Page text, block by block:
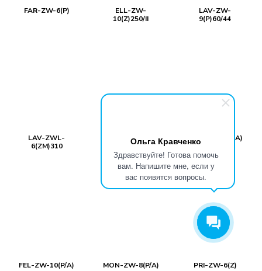
Ольга Кравченко
Здравствуйте! Готова помочь
вам. Напишите мне, если у
вас появятся вопросы.
FAR-ZW-6(P)
ELL-ZW-
10(Z)250/II
LAV-ZW-
9(P)60/44
LAV-ZWL-
6(ZM)310
KIA-ZW-6(P) NIC-ZW-10(P/A)
FEL-ZW-10(P/A) MON-ZW-8(P/A) PRI-ZW-6(Z)